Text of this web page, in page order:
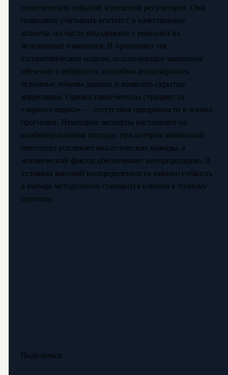
политических событий и решений регуляторов. Они
позволяют учитывать контекст и качественные
аспекты, но часто запаздывают с реакцией на
мгновенные изменения. В противовес им
алгоритмические модели, использующие машинное
обучение и нейросети, способны анализировать
огромные объемы данных и выявлять скрытые
корреляции. Однако такие методы страдают от
«черного ящика» — отсутствия прозрачности в логике
прогнозов. Некоторые эксперты настаивают на
комбинированном подходе, при котором машинный
интеллект усиливает аналитические выводы, а
человеческий фактор обеспечивает интерпретацию. В
условиях высокой неопределенности именно гибкость
в выборе методологии становится ключом к точному
прогнозу.
Поделиться